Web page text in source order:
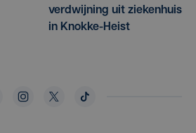
verdwijning uit ziekenhuis
in Knokke-Heist